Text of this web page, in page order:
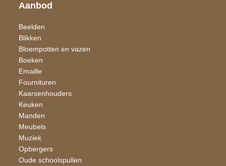
Aanbod
Beelden
Blikken
Bloempotten en vazen
Boeken
Emaille
Fournituren
Kaarsen​houders
Keuken
Manden
Meubels
Muziek
Opbergers
Oude schoolspullen